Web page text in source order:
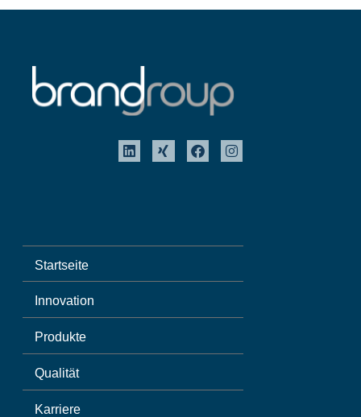
Startseite
Innovation
Produkte
Qualität
Karriere